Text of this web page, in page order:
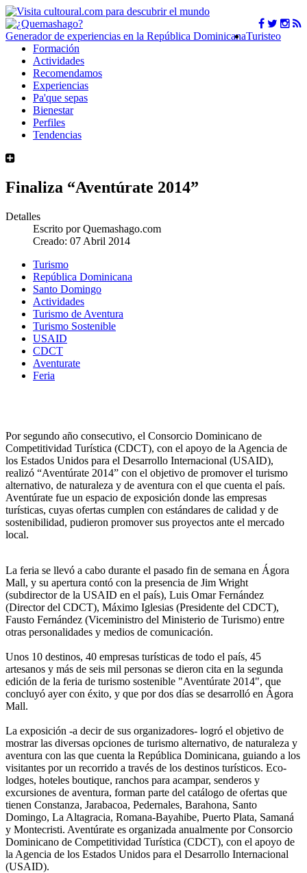
Generador de experiencias en la República DominicanaTuristeo
Formación
Actividades
Recomendamos
Experiencias
Pa'que sepas
Bienestar
Perfiles
Tendencias
Finaliza “Aventúrate 2014”
Detalles
Escrito porQuemashago.com
Creado: 07 Abril 2014
Turismo
República Dominicana
Santo Domingo
Actividades
Turismo de Aventura
Turismo Sostenible
USAID
CDCT
Aventurate
Feria
Por segundo año consecutivo, el Consorcio Dominicano de
Competitividad Turística (CDCT), con el apoyo de la Agencia de
los Estados Unidos para el Desarrollo Internacional (USAID),
realizó “Aventúrate 2014” con el objetivo de promover el turismo
alternativo, de naturaleza y de aventura con el que cuenta el país.
Aventúrate fue un espacio de exposición donde las empresas
turísticas, cuyas ofertas cumplen con estándares de calidad y de
sostenibilidad, pudieron promover sus proyectos ante el mercado
local.
La feria se llevó a cabo durante el pasado fin de semana en Ágora
Mall, y su apertura contó con la presencia de Jim Wright
(subdirector de la USAID en el país), Luis Omar Fernández
(Director del CDCT), Máximo Iglesias (Presidente del CDCT),
Fausto Fernández (Viceministro del Ministerio de Turismo) entre
otras personalidades y medios de comunicación.
Unos 10 destinos, 40 empresas turísticas de todo el país, 45
artesanos y más de seis mil personas se dieron cita en la segunda
edición de la feria de turismo sostenible "Aventúrate 2014", que
concluyó ayer con éxito, y que por dos días se desarrolló en Ágora
Mall.
La exposición -a decir de sus organizadores- logró el objetivo de
mostrar las diversas opciones de turismo alternativo, de naturaleza y
aventura con las que cuenta la República Dominicana, guiando a los
visitantes por un recorrido a través de los destinos turísticos. Eco-
lodges, hoteles boutique, ranchos para acampar, senderos y
excursiones de aventura, forman parte del catálogo de ofertas que
tienen Constanza, Jarabacoa, Pedernales, Barahona, Santo
Domingo, La Altagracia, Romana-Bayahibe, Puerto Plata, Samaná
y Montecristi. Aventúrate es organizada anualmente por Consorcio
Dominicano de Competitividad Turística (CDCT), con el apoyo de
la Agencia de los Estados Unidos para el Desarrollo Internacional
(USAID).